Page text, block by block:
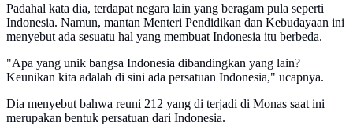
Padahal kata dia, terdapat negara lain yang beragam pula seperti
Indonesia. Namun, mantan Menteri Pendidikan dan Kebudayaan ini
menyebut ada sesuatu hal yang membuat Indonesia itu berbeda.
"Apa yang unik bangsa Indonesia dibandingkan yang lain?
Keunikan kita adalah di sini ada persatuan Indonesia," ucapnya.
Dia menyebut bahwa reuni 212 yang di terjadi di Monas saat ini
merupakan bentuk persatuan dari Indonesia.